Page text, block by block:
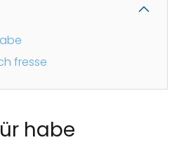
fresse
habe